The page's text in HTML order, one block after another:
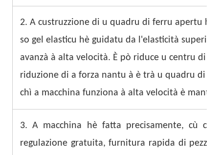
2. A custruzzione di u quadru di ferru apertu
so gel elasticu hè guidatu da l'elasticità
avanzà à alta velocità. È pò riduce u centru di
riduzione di a forza nantu à è trà u quadru di
chì a macchina funziona à alta velocità è
3. A macchina hè fatta precisamente, cù
regulazione gratuita, furnitura rapida di pezzi